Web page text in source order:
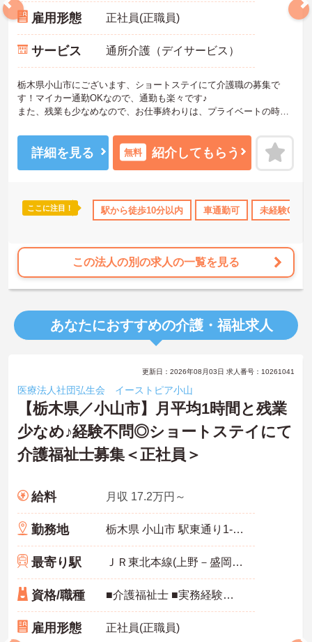
無資格OK ブランクOK 産休･育休･介護休暇取得実績あり
雇用形態 正社員(正職員)
サービス 通所介護（デイサービス）
栃木県小山市にございます、ショートステイにて介護職の募集で
す！マイカー通勤OKなので、通勤も楽々です♪
また、残業も少なめなので、お仕事終わりは、プライベートの時間
ご興味のある方は、マイナビ介護職までお問い合わせください。
詳細を見る 無料 紹介してもらう
ここに注目！ 駅から徒歩10分以内 車通勤可 未経験OK
この法人の別の求人の一覧を見る
あなたにおすすめの介護・福祉求人
更新日：2026年08月03日 求人番号：10261041
医療法人社団弘生会 イーストピア小山
【栃木県／小山市】月平均1時間と残業
少なめ♪経験不問◎ショートステイにて
介護福祉士募集＜正社員＞
給料 月収 17.2万円～
勤務地 栃木県 小山市 駅東通り1-21-21
最寄り駅 ＪＲ東北本線(上野－盛岡)「小山駅」徒歩7分
資格/職種 ■介護福祉士 ■実務経験あれば優遇
雇用形態 正社員(正職員)